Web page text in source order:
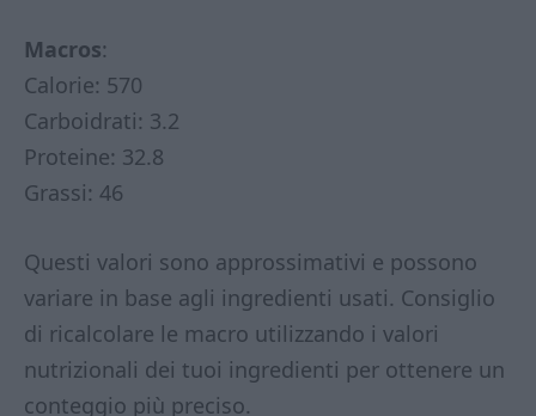
Macros:
Calorie: 570
Carboidrati: 3.2
Proteine: 32.8
Grassi: 46
Questi valori sono approssimativi e possono
variare in base agli ingredienti usati. Consiglio
di ricalcolare le macro utilizzando i valori
nutrizionali dei tuoi ingredienti per ottenere un
conteggio più preciso.